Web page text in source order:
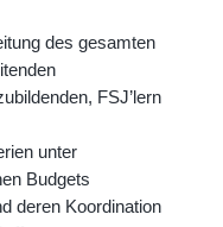
des gesamten
FSJ’lern
unter
Budgets
deren Koordination